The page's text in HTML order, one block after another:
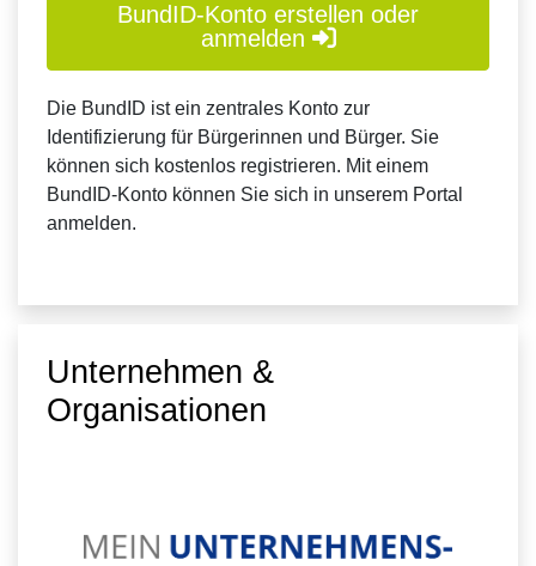
BundID-Konto erstellen oder
anmelden
Die BundID ist ein zentrales Konto zur
Identifizierung für Bürgerinnen und Bürger. Sie
können sich kostenlos registrieren. Mit einem
BundID-Konto können Sie sich in unserem Portal
anmelden.
Unternehmen &
Organisationen